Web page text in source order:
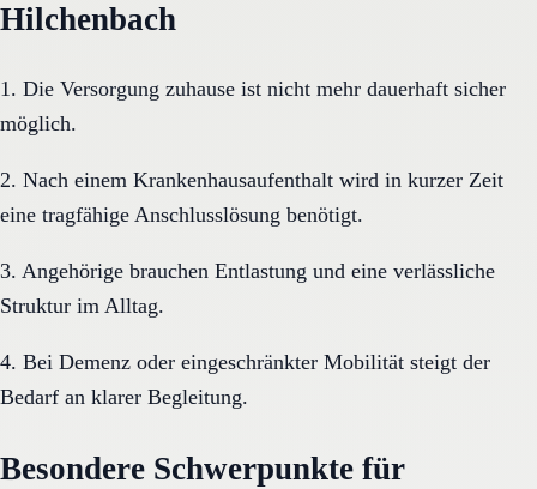
Hilchenbach
1. Die Versorgung zuhause ist nicht mehr dauerhaft sicher
möglich.
2. Nach einem Krankenhausaufenthalt wird in kurzer Zeit
eine tragfähige Anschlusslösung benötigt.
3. Angehörige brauchen Entlastung und eine verlässliche
Struktur im Alltag.
4. Bei Demenz oder eingeschränkter Mobilität steigt der
Bedarf an klarer Begleitung.
Besondere Schwerpunkte für